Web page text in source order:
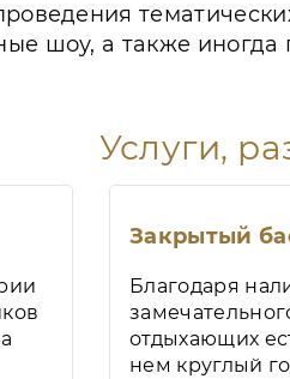
шоу, а также
Услуги,
Закрытый
Благодаря
отдыхающих
нем круглый